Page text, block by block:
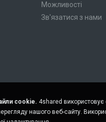
Можливості
Зв'язатися з нами
cookie. 4shared використовує
нашого веб-сайту.